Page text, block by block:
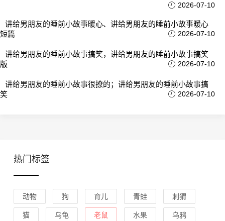
2026-07-10
讲给男朋友的睡前小故事暖心、讲给男朋友的睡前小故事暖心
短篇
2026-07-10
讲给男朋友的睡前小故事搞笑，讲给男朋友的睡前小故事搞笑
版
2026-07-10
讲给男朋友的睡前小故事很撩的；讲给男朋友的睡前小故事搞
笑
2026-07-10
热门标签
动物 狗 育儿 青蛙 刺猬
猫 乌龟 老鼠 水果 乌鸦